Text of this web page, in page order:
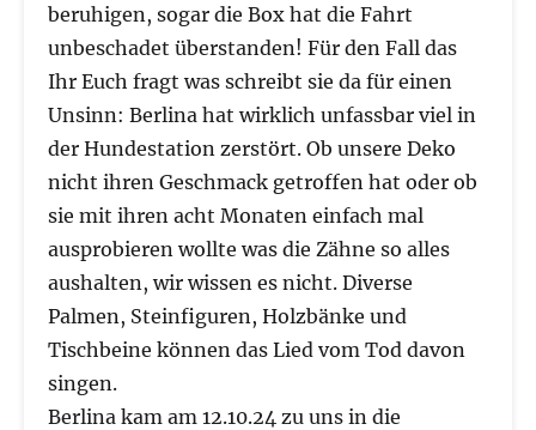
beruhigen, sogar die Box hat die Fahrt
unbeschadet überstanden! Für den Fall das
Ihr Euch fragt was schreibt sie da für einen
Unsinn: Berlina hat wirklich unfassbar viel in
der Hundestation zerstört. Ob unsere Deko
nicht ihren Geschmack getroffen hat oder ob
sie mit ihren acht Monaten einfach mal
ausprobieren wollte was die Zähne so alles
aushalten, wir wissen es nicht. Diverse
Palmen, Steinfiguren, Holzbänke und
Tischbeine können das Lied vom Tod davon
singen.
Berlina kam am 12.10.24 zu uns in die